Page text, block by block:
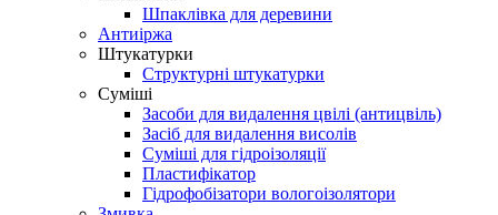
Шпаклівка для деревини
Антиіржа
Штукатурки
Структурні штукатурки
Суміші
Засоби для видалення цвілі (антицвіль)
Засіб для видалення висолів
Суміші для гідроізоляції
Пластифікатор
Гідрофобізатори вологоізолятори